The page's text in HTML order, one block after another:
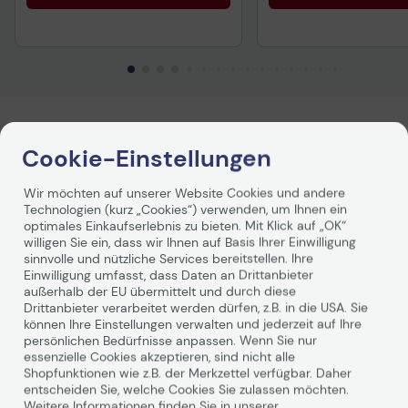
Logitech M90 Maus
Dank präziser optischer Abtastung sind Sie bei der
Logitech M90 Maus immer auf dem richtigen Weg.
Flüssige Mausbewegungen – mit oder ohne Mauspad.
Merkmale:
Einfaches Einrichten und Bedienen:Die Einrichtung ist
schnell und einfach: Schließen Sie einfach das Kabel an
Weiterlesen
Cookie-Einstellungen
Wir möchten auf unserer Website Cookies und andere
Technologien (kurz „Cookies“) verwenden, um Ihnen ein
optimales Einkaufserlebnis zu bieten. Mit Klick auf „OK“
willigen Sie ein, dass wir Ihnen auf Basis Ihrer Einwilligung
sinnvolle und nützliche Services bereitstellen. Ihre
Einwilligung umfasst, dass Daten an Drittanbieter
außerhalb der EU übermittelt und durch diese
Drittanbieter verarbeitet werden dürfen, z.B. in die USA. Sie
können Ihre Einstellungen verwalten und jederzeit auf Ihre
persönlichen Bedürfnisse anpassen. Wenn Sie nur
essenzielle Cookies akzeptieren, sind nicht alle
Shopfunktionen wie z.B. der Merkzettel verfügbar. Daher
entscheiden Sie, welche Cookies Sie zulassen möchten.